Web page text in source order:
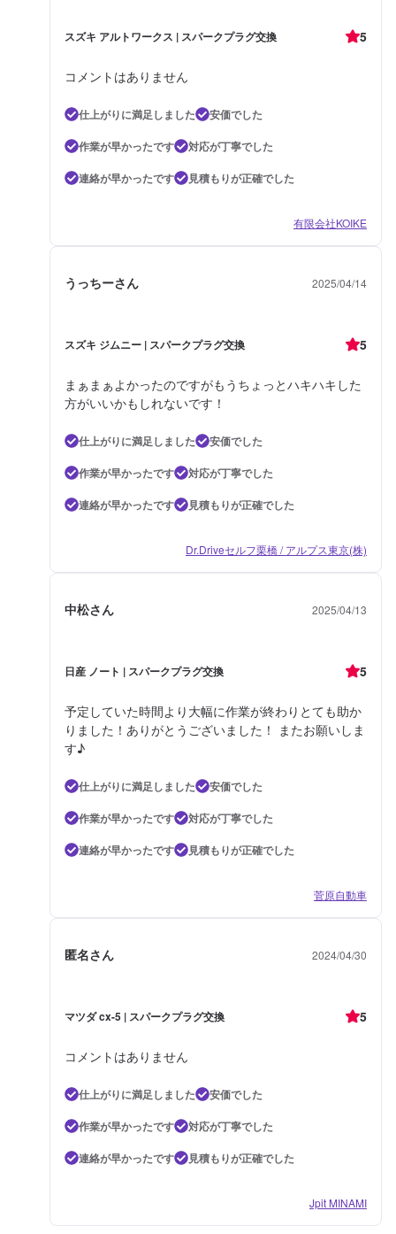
スズキ アルトワークス | スパークプラグ交換 5
コメントはありません
仕上がりに満足しました
安価でした
作業が早かったです
対応が丁寧でした
連絡が早かったです
見積もりが正確でした
有限会社KOIKE
うっちーさん 2025/04/14
スズキ ジムニー | スパークプラグ交換 5
まぁまぁよかったのですがもうちょっとハキハキした
方がいいかもしれないです！
仕上がりに満足しました
安価でした
作業が早かったです
対応が丁寧でした
連絡が早かったです
見積もりが正確でした
Dr.Driveセルフ栗橋 / アルプス東京(株)
中松さん 2025/04/13
日産 ノート | スパークプラグ交換 5
予定していた時間より大幅に作業が終わりとても助か
りました！ありがとうございました！ またお願いしま
す♪
仕上がりに満足しました
安価でした
作業が早かったです
対応が丁寧でした
連絡が早かったです
見積もりが正確でした
菅原自動車
匿名さん 2024/04/30
マツダ cx-5 | スパークプラグ交換 5
コメントはありません
仕上がりに満足しました
安価でした
作業が早かったです
対応が丁寧でした
連絡が早かったです
見積もりが正確でした
Jpit MINAMI